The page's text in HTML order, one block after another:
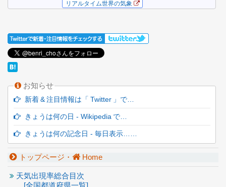
お知らせ
新着 & 注目情報は「 Twitter 」で…
きょうは何の日 - Wikipedia で…
きょうは何の記念日 - 毎日表示……
トップページ・ Home
天気出現率総合目次